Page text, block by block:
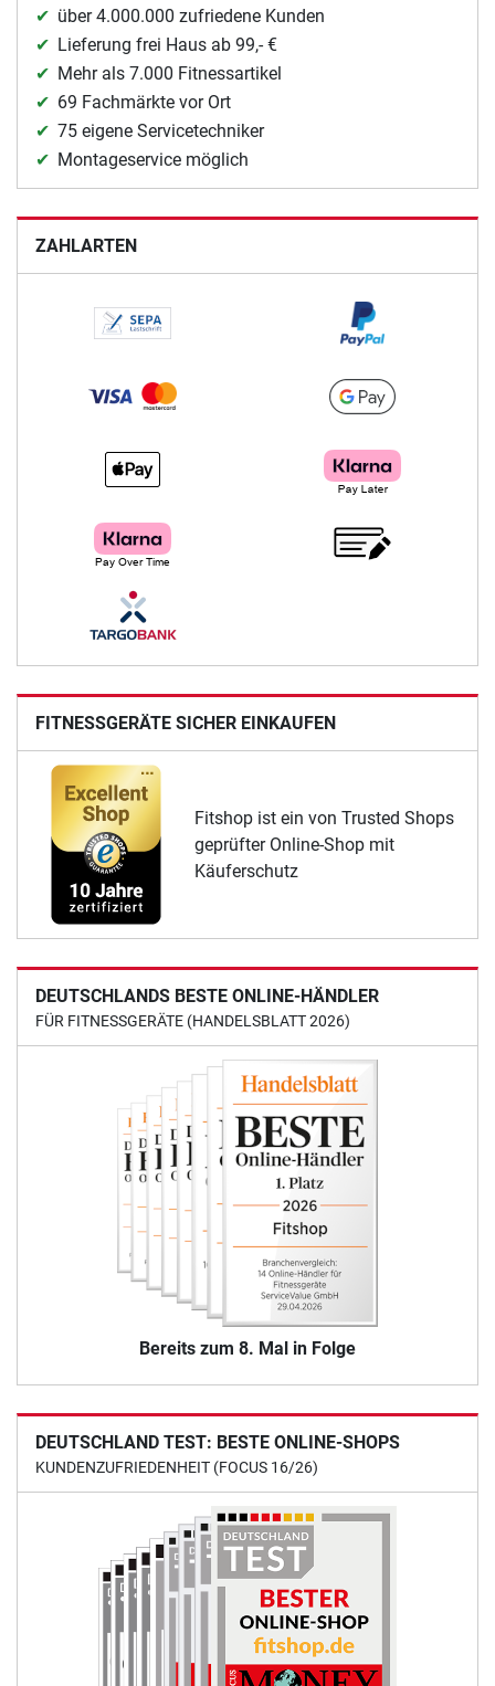
über 4.000.000 zufriedene Kunden
Lieferung frei Haus ab 99,- €
Mehr als 7.000 Fitnessartikel
69 Fachmärkte vor Ort
75 eigene Servicetechniker
Montageservice möglich
ZAHLARTEN
FITNESSGERÄTE SICHER EINKAUFEN
Fitshop ist ein von Trusted Shops
geprüfter Online-Shop mit
Käuferschutz
DEUTSCHLANDS BESTE ONLINE-HÄNDLER
FÜR FITNESSGERÄTE (HANDELSBLATT 2026)
Bereits zum 8. Mal in Folge
DEUTSCHLAND TEST: BESTE ONLINE-SHOPS
KUNDENZUFRIEDENHEIT (FOCUS 16/26)